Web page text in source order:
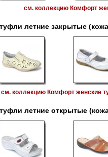
см. коллекцию Комфорт
летние закрытые
см. коллекцию Комфорт женские
летние открытые